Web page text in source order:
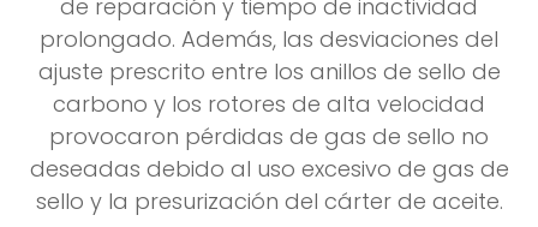
de reparación y tiempo de inactividad
prolongado. Además, las desviaciones del
ajuste prescrito entre los anillos de sello de
carbono y los rotores de alta velocidad
provocaron pérdidas de gas de sello no
deseadas debido al uso excesivo de gas de
sello y la presurización del cárter de aceite.